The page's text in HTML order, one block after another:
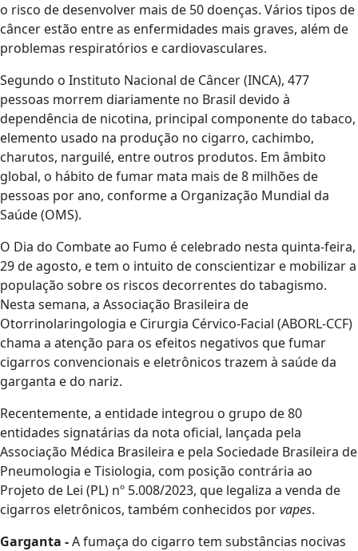
o risco de desenvolver mais de 50 doenças. Vários tipos de
câncer estão entre as enfermidades mais graves, além de
problemas respiratórios e cardiovasculares.
Segundo o Instituto Nacional de Câncer (INCA), 477
pessoas morrem diariamente no Brasil devido à
dependência de nicotina, principal componente do tabaco,
elemento usado na produção no cigarro, cachimbo,
charutos, narguilé, entre outros produtos. Em âmbito
global, o hábito de fumar mata mais de 8 milhões de
pessoas por ano, conforme a Organização Mundial da
Saúde (OMS).
O Dia do Combate ao Fumo é celebrado nesta quinta-feira,
29 de agosto, e tem o intuito de conscientizar e mobilizar a
população sobre os riscos decorrentes do tabagismo.
Nesta semana, a Associação Brasileira de
Otorrinolaringologia e Cirurgia Cérvico-Facial (ABORL-CCF)
chama a atenção para os efeitos negativos que fumar
cigarros convencionais e eletrônicos trazem à saúde da
garganta e do nariz.
Recentemente, a entidade integrou o grupo de 80
entidades signatárias da nota oficial, lançada pela
Associação Médica Brasileira e pela Sociedade Brasileira de
Pneumologia e Tisiologia, com posição contrária ao
Projeto de Lei (PL) nº 5.008/2023, que legaliza a venda de
cigarros eletrônicos, também conhecidos porvapes.
Garganta -A fumaça do cigarro tem substâncias nocivas